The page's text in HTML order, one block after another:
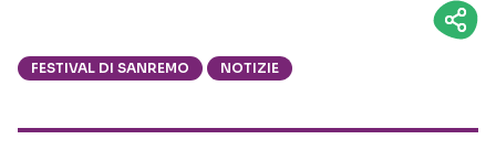
FESTIVAL DI SANREMO NOTIZIE